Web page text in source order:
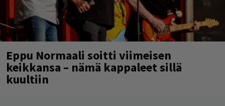
Eppu Normaali soitti viimeisen
keikkansa – nämä kappaleet sillä
kuultiin